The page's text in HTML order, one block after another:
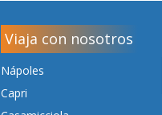
Viaja con nosotros
Nápoles
Capri